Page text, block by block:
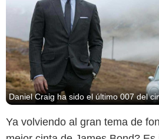
Daniel Craig ha sido el último 007 del
Ya volviendo al gran tema de